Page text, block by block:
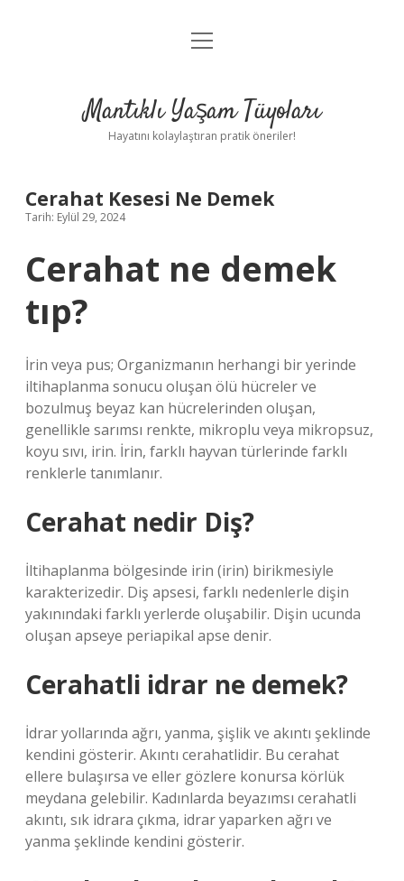
Anasayfa
Yasal Uyarı
menüyü
Mantıklı Yaşam Tüyoları
Hayatını kolaylaştıran pratik öneriler!
Cerahat Kesesi Ne Demek
Tarih: Eylül 29, 2024
Cerahat ne demek
tıp?
İrin veya pus; Organizmanın herhangi bir yerinde
iltihaplanma sonucu oluşan ölü hücreler ve
bozulmuş beyaz kan hücrelerinden oluşan,
genellikle sarımsı renkte, mikroplu veya mikropsuz,
koyu sıvı, irin. İrin, farklı hayvan türlerinde farklı
renklerle tanımlanır.
Cerahat nedir Diş?
İltihaplanma bölgesinde irin (irin) birikmesiyle
karakterizedir. Diş apsesi, farklı nedenlerle dişin
yakınındaki farklı yerlerde oluşabilir. Dişin ucunda
oluşan apseye periapikal apse denir.
Cerahatli idrar ne demek?
İdrar yollarında ağrı, yanma, şişlik ve akıntı şeklinde
kendini gösterir. Akıntı cerahatlidir. Bu cerahat
ellere bulaşırsa ve eller gözlere konursa körlük
meydana gelebilir. Kadınlarda beyazımsı cerahatli
akıntı, sık idrara çıkma, idrar yaparken ağrı ve
yanma şeklinde kendini gösterir.